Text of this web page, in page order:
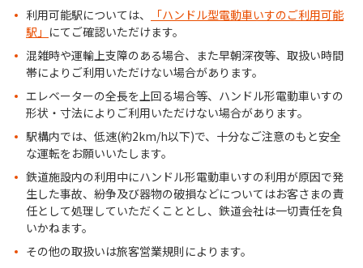
利用可能駅については、
「ハンドル型電動車いすのご利用可能
駅」 にてご確認いただけます。
混雑時や運輸上支障のある場合、また早朝深夜等、取扱い時間
帯によりご利用いただけない場合があります。
エレベーターの全長を上回る場合等、ハンドル形電動車いすの
形状・寸法によりご利用いただけない場合があります。
駅構内では、低速(約2km/h以下)で、十分なご注意のもと安全
な運転をお願いいたします。
鉄道施設内の利用中にハンドル形電動車いすの利用が原因で発
生した事故、紛争及び器物の破損などについてはお客さまの責
任として処理していただくこととし、鉄道会社は一切責任を負
いかねます。
その他の取扱いは旅客営業規則によります。